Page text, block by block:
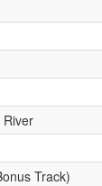
River
Track)